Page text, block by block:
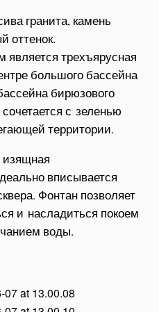
гранита, камень
оттенок.
трехъярусная
большого бассейна
бирюзового
с зеленью
территории.
вписывается
Фонтан позволяет
и насладиться покоем
воды.